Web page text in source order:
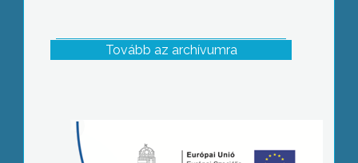
Tovább az archívumra